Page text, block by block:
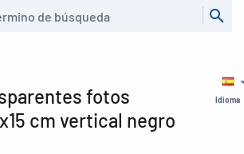
Idioma
fotos
cm vertical negro